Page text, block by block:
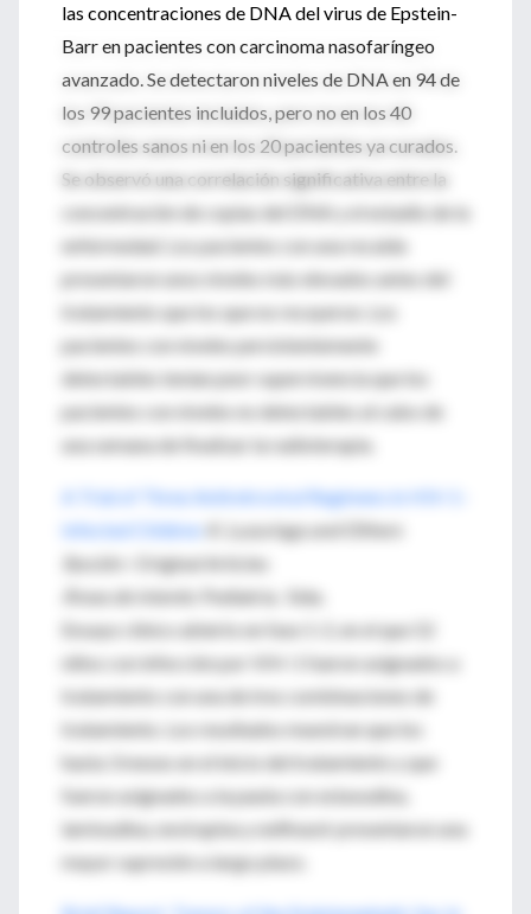
las concentraciones de DNA del virus de Epstein-
Barr en pacientes con carcinoma nasofaríngeo
avanzado. Se detectaron niveles de DNA en 94 de
los 99 pacientes incluidos, pero no en los 40
controles sanos ni en los 20 pacientes ya curados.
Se observó una correlación significativa entre la
concentración de copias del DNA y el estadio de la
enfermedad. Los pacientes con una recaída
presentaron unos niveles más elevados antes del
tratamiento que los que no recayeron. Los
pacientes con niveles persistentemente
detectables tenían peor supervivencia que los
pacientes con niveles no detectables al cabo de
una semana de finalizar la radioterapia.
A Trial of Three Antiretroviral Regimens in HIV-1–
Infected Children
K. Luzuriaga and Others
Sección :
Original Articles
Áreas de interés
: Pediatría. Sida.
Ensayo clínico abierto en fase 1-2, en el que 52
niños con infección por VIH-1 fueron asignados a
tratamiento con una de tres combinaciones de
tratamiento. Los resultados muestran que los
hasta 3 meses en el inicio del tratamiento y que
fueron asignados a la pauta con estavudina,
lamivudina, nevirapina y nelfinavir presentaron una
mayor supresión a largo plazo.